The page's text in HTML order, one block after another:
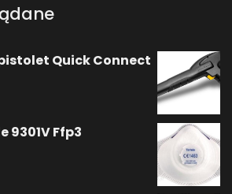
Quick Connect
9301V Ffp3